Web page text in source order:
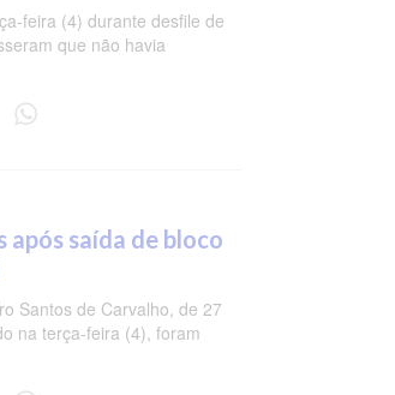
feira (4) durante desfile de
que não havia
após saída de bloco
Santos de Carvalho, de 27
na terça-feira (4), foram